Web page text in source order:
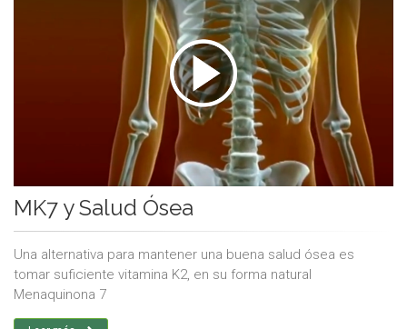
MK7 y Salud Ósea
Una alternativa para mantener una buena salud ósea es
tomar suficiente vitamina K2, en su forma natural
Menaquinona 7